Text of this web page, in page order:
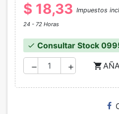
$ 18,33 Impuestos
24 - 72 Horas
check Consultar Stock
remove add shopping_cart